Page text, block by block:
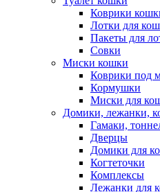
Коврики
Лотки для
Пакеты для
Совки
Миски кошки
Коврики под
Кормушки
Миски для
Домики, лежанки,
Гамаки,
Дверцы
Домики для
Когтеточки
Комплексы
Лежанки для